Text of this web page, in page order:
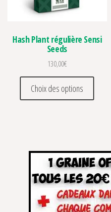
Hash Plant régulière Sensi
Seeds
130,00€
Choix des options
Ce